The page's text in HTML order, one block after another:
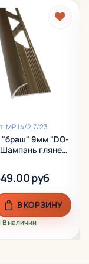
МР 14/2,7/23
9мм "DO-
глянец
руб
В наличии
В КОРЗИНУ